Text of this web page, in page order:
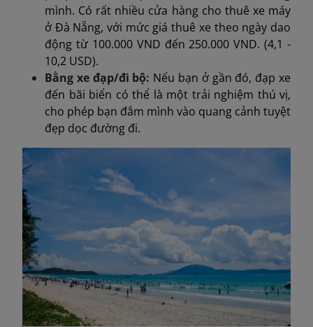
mình. Có rất nhiều cửa hàng cho thuê xe máy
ở Đà Nẵng, với mức giá thuê xe theo ngày dao
động từ 100.000 VND đến 250.000 VND. (4,1 -
10,2 USD).
Bằng xe đạp/đi bộ: Nếu bạn ở gần đó, đạp xe
đến bãi biển có thể là một trải nghiệm thú vị,
cho phép bạn đắm mình vào quang cảnh tuyệt
đẹp dọc đường đi.